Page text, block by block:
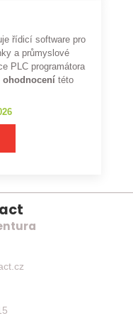
řídicí software pro
a průmyslové
PLC programátora
ohodnocení této